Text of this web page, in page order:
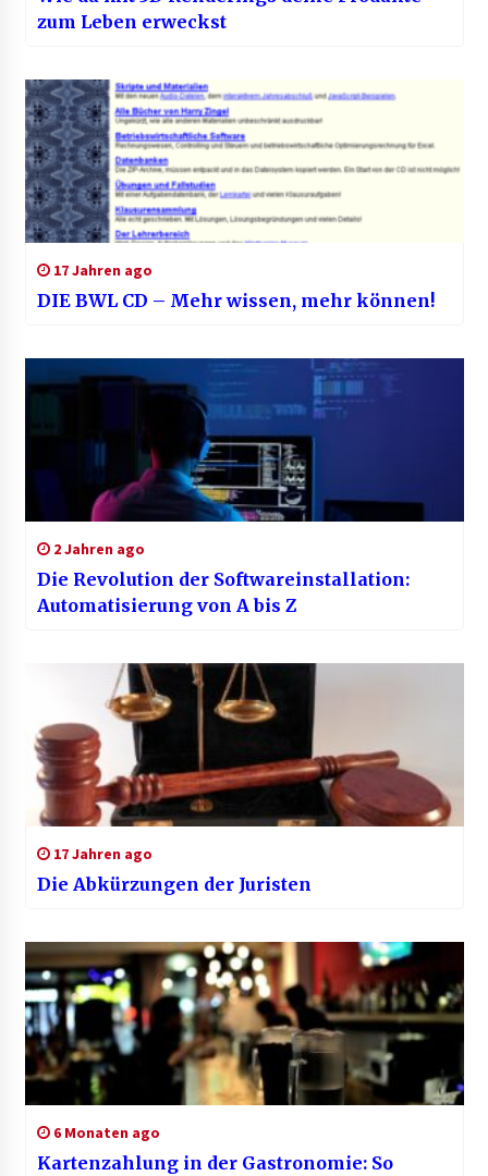
zum Leben erweckst
17 Jahren ago
DIE BWL CD – Mehr wissen, mehr können!
2 Jahren ago
Die Revolution der Softwareinstallation:
Automatisierung von A bis Z
17 Jahren ago
Die Abkürzungen der Juristen
6 Monaten ago
Kartenzahlung in der Gastronomie: So